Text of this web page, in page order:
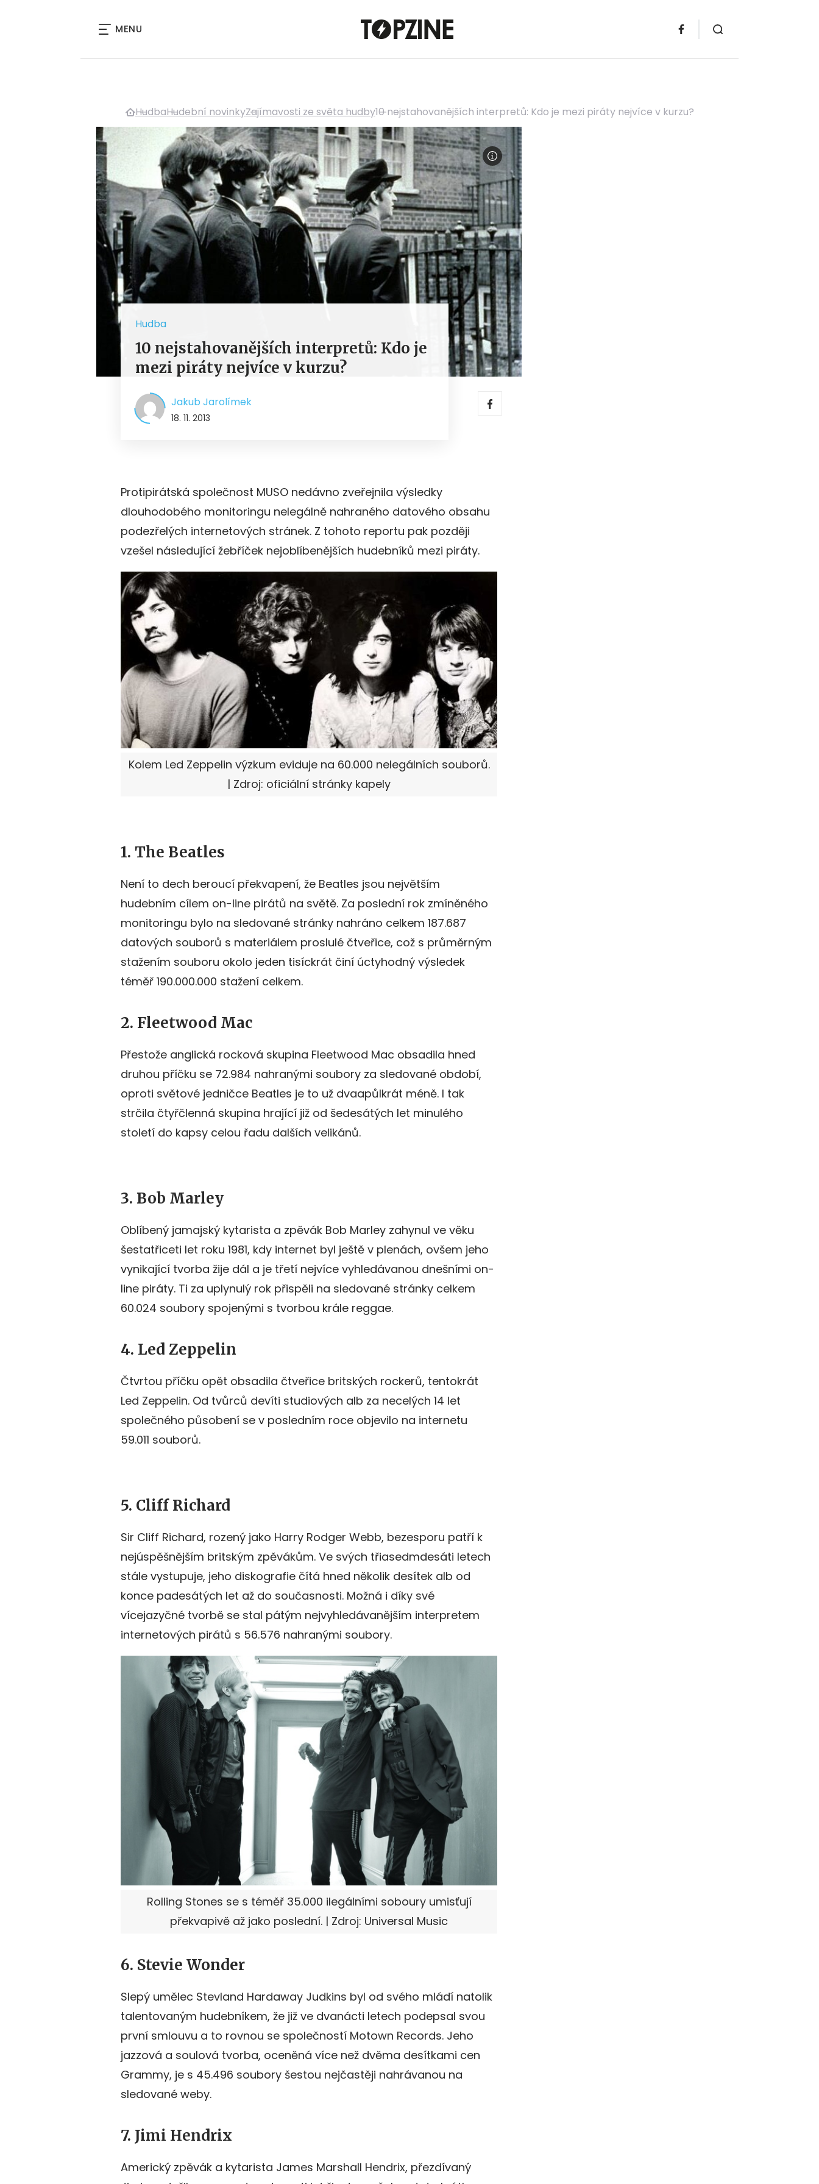
MENU
HudbaHudební novinkyZajímavosti ze světa hudby10 nejstahovanějších interpretů: Kdo je mezi piráty nejvíce v kurzu?
Hudba
10 nejstahovanějších interpretů: Kdo je
mezi piráty nejvíce v kurzu?
Jakub Jarolímek
18. 11. 2013
Protipirátská společnost MUSO nedávno zveřejnila výsledky
dlouhodobého monitoringu nelegálně nahraného datového obsahu
podezřelých internetových stránek. Z tohoto reportu pak později
vzešel následující žebříček nejoblíbenějších hudebníků mezi piráty.
Kolem Led Zeppelin výzkum eviduje na 60.000 nelegálních souborů.
| Zdroj: oficiální stránky kapely
1. The Beatles
Není to dech beroucí překvapení, že Beatles jsou největším
hudebním cílem on-line pirátů na světě. Za poslední rok zmíněného
monitoringu bylo na sledované stránky nahráno celkem 187.687
datových souborů s materiálem proslulé čtveřice, což s průměrným
stažením souboru okolo jeden tisíckrát činí úctyhodný výsledek
téměř 190.000.000 stažení celkem.
2. Fleetwood Mac
Přestože anglická rocková skupina Fleetwood Mac obsadila hned
druhou příčku se 72.984 nahranými soubory za sledované období,
oproti světové jedničce Beatles je to už dvaapůlkrát méně. I tak
strčila čtyřčlenná skupina hrající již od šedesátých let minulého
století do kapsy celou řadu dalších velikánů.
3. Bob Marley
Oblíbený jamajský kytarista a zpěvák Bob Marley zahynul ve věku
šestatřiceti let roku 1981, kdy internet byl ještě v plenách, ovšem jeho
vynikající tvorba žije dál a je třetí nejvíce vyhledávanou dnešními on-
line piráty. Ti za uplynulý rok přispěli na sledované stránky celkem
60.024 soubory spojenými s tvorbou krále reggae.
4. Led Zeppelin
Čtvrtou příčku opět obsadila čtveřice britských rockerů, tentokrát
Led Zeppelin. Od tvůrců devíti studiových alb za necelých 14 let
společného působení se v posledním roce objevilo na internetu
59.011 souborů.
5. Cliff Richard
Sir Cliff Richard, rozený jako Harry Rodger Webb, bezesporu patří k
nejúspěšnějším britským zpěvákům. Ve svých třiasedmdesáti letech
stále vystupuje, jeho diskografie čítá hned několik desítek alb od
konce padesátých let až do současnosti. Možná i díky své
vícejazyčné tvorbě se stal pátým nejvyhledávanějším interpretem
internetových pirátů s 56.576 nahranými soubory.
Rolling Stones se s téměř 35.000 ilegálními soboury umisťují
překvapivě až jako poslední. | Zdroj: Universal Music
6. Stevie Wonder
Slepý umělec Stevland Hardaway Judkins byl od svého mládí natolik
talentovaným hudebníkem, že již ve dvanácti letech podepsal svou
první smlouvu a to rovnou se společností Motown Records. Jeho
jazzová a soulová tvorba, oceněná více než dvěma desítkami cen
Grammy, je s 45.496 soubory šestou nejčastěji nahrávanou na
sledované weby.
7. Jimi Hendrix
Americký zpěvák a kytarista James Marshall Hendrix, přezdívaný